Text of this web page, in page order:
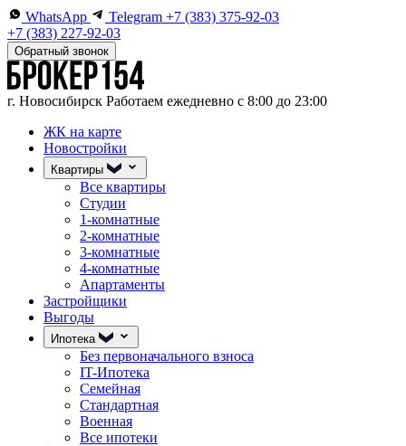
WhatsApp Telegram +7 (383) 375-92-03
+7 (383) 227-92-03
Обратный звонок
г. Новосибирск Работаем ежедневно с 8:00 до 23:00
ЖК на карте
Новостройки
Квартиры
Все квартиры
Студии
1-комнатные
2-комнатные
3-комнатные
4-комнатные
Апартаменты
Застройщики
Выгоды
Ипотека
Без первоначального взноса
IT-Ипотека
Семейная
Стандартная
Военная
Все ипотеки